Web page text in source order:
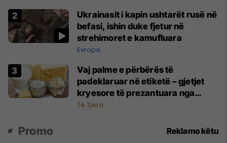
Ukrainasit i kapin ushtarët rusë në
befasi, ishin duke fjetur në
strehimoret e kamufluara
Evropa
Vaj palme e përbërës të
padeklaruar në etiketë – gjetjet
kryesore të prezantuara nga
AUV-i pas kontrollit në sektorin e
Të Tjera
Promo Reklamo këtu